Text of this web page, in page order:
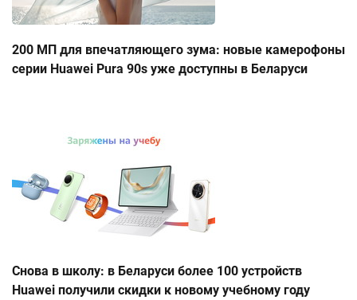
200 МП для впечатляющего зума: новые камерофоны
серии Huawei Pura 90s уже доступны в Беларуси
Снова в школу: в Беларуси более 100 устройств
Huawei получили скидки к новому учебному году